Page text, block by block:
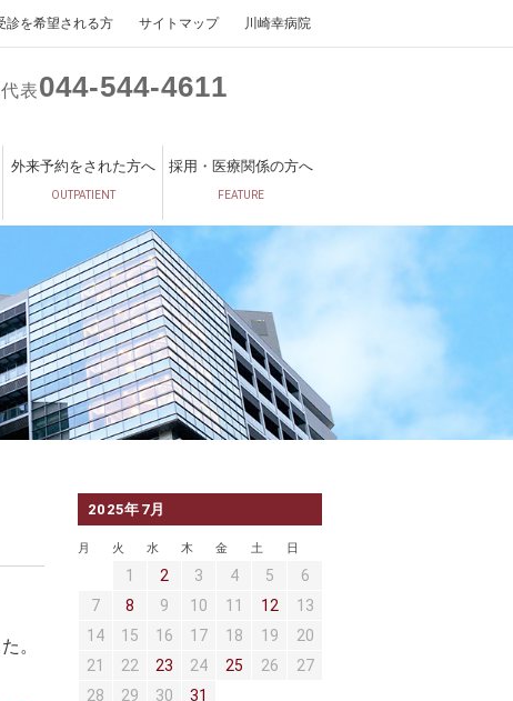
診を希望される方 サイトマップ 川崎幸病院
代表044 544 4611
外来予約をされた方へ
OUTPATIENT
採用・医療関係の方へ
FEATURE
。
2025年7月
月 火 水 木 金 土 日
1 2 3 4 5
6
7
8 9 10 11 12
13
14
15 16 17 18 19
20
21
22 23 24 25 26
27
28
29 30
31